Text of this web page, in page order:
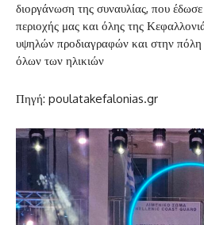
διοργάνωση της συναυλίας, που
περιοχής μας και όλης της
υψηλών προδιαγραφών και στην πόλη
όλων των ηλικιών
Πηγή: poulatakefalonias.gr